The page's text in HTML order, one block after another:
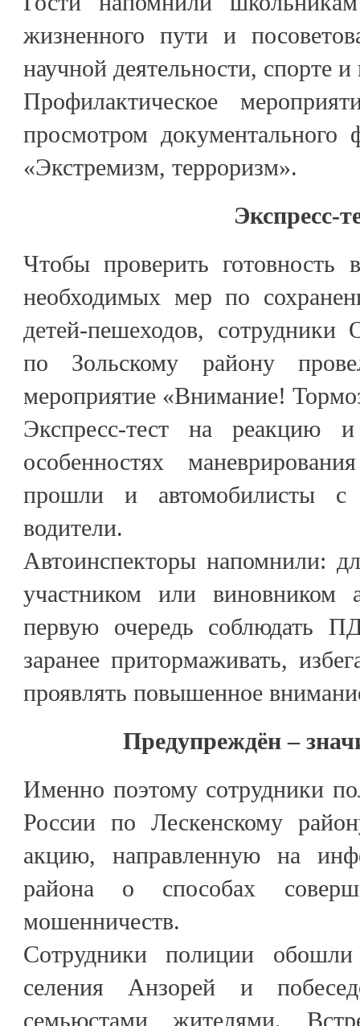
жизненного пути и
научной деятельности, спорте и
Профилактическое
просмотром документального
«Экстремизм, терроризм».
Экспресс-
Чтобы проверить готовность
необходимых мер по
детей-пешеходов,
по Зольскому району
мероприятие «Внимание!
Экспресс-тест на реакцию
особенностях
прошли и автомобилисты
водители.
Автоинспекторы напомнили:
участником или виновником
первую очередь соблюдать
заранее притормаживать,
проявлять повышенное
Предупреждён –
Именно поэтому сотрудники
России по Лескенскому
акцию, направленную на
района о способах
мошенничеств.
Сотрудники полиции обошли
селения Анзорей и
семьюстами жителями.